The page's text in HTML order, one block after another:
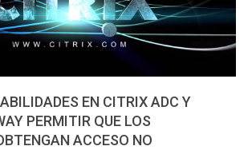
EN CITRIX ADC Y
PERMITIR QUE LOS
ACCESO NO